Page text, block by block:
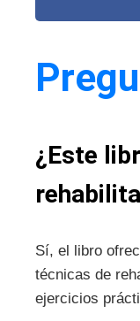
¿Este
Sí, el libro
técnicas de
ejercicios